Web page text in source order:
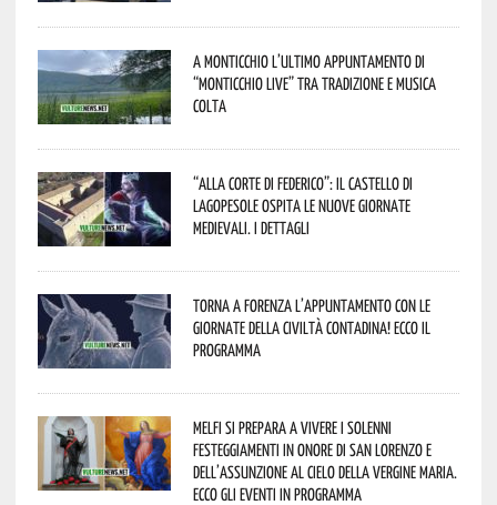
A Monticchio l’ultimo appuntamento di
“Monticchio Live” tra tradizione e musica
colta
“Alla corte di Federico”: il Castello di
Lagopesole ospita le nuove Giornate
Medievali. I dettagli
Torna a Forenza l’appuntamento con le
Giornate della Civiltà Contadina! Ecco il
programma
Melfi si prepara a vivere i solenni
festeggiamenti in onore di San Lorenzo e
dell’assunzione al cielo della Vergine Maria.
Ecco gli eventi in programma